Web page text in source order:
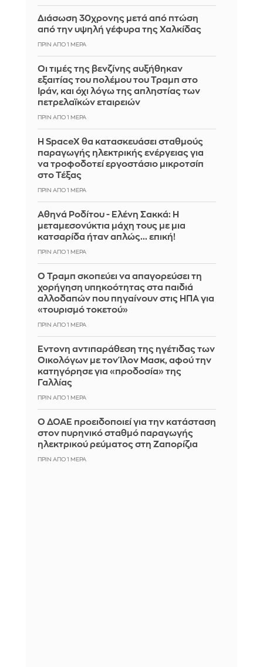
Διάσωση 30χρονης μετά από πτώση
από την υψηλή γέφυρα της Χαλκίδας
ΠΡΙΝ ΑΠΌ 1 ΜΈΡΑ
Οι τιμές της βενζίνης αυξήθηκαν
εξαιτίας του πολέμου του Τραμπ στο
Ιράν, και όχι λόγω της απληστίας των
πετρελαϊκών εταιρειών
ΠΡΙΝ ΑΠΌ 1 ΜΈΡΑ
Η SpaceX θα κατασκευάσει σταθμούς
παραγωγής ηλεκτρικής ενέργειας για
να τροφοδοτεί εργοστάσιο μικροτσίπ
στο Τέξας
ΠΡΙΝ ΑΠΌ 1 ΜΈΡΑ
Αθηνά Ροδίτου - Ελένη Σακκά: Η
μεταμεσονύκτια μάχη τους με μια
κατσαρίδα ήταν απλώς... επική!
ΠΡΙΝ ΑΠΌ 1 ΜΈΡΑ
Ο Τραμπ σκοπεύει να απαγορεύσει τη
χορήγηση υπηκοότητας στα παιδιά
αλλοδαπών που πηγαίνουν στις ΗΠΑ για
«τουρισμό τοκετού»
ΠΡΙΝ ΑΠΌ 1 ΜΈΡΑ
Έντονη αντιπαράθεση της ηγέτιδας των
Οικολόγων με τον Ίλον Μασκ, αφού την
κατηγόρησε για «προδοσία» της
Γαλλίας
ΠΡΙΝ ΑΠΌ 1 ΜΈΡΑ
Ο ΔΟΑΕ προειδοποιεί για την κατάσταση
στον πυρηνικό σταθμό παραγωγής
ηλεκτρικού ρεύματος στη Ζαπορίζια
ΠΡΙΝ ΑΠΌ 1 ΜΈΡΑ